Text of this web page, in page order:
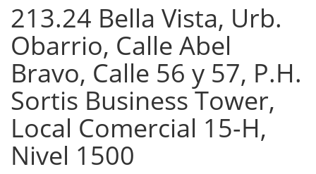
213.24 Bella Vista, Urb.
Obarrio, Calle Abel
Bravo, Calle 56 y 57, P.H.
Sortis Business Tower,
Local Comercial 15-H,
Nivel 1500